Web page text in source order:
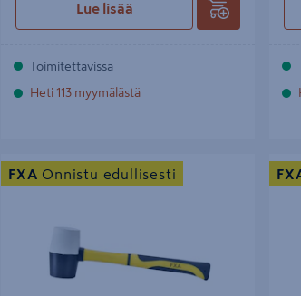
Lue lisää
Toimitettavissa
Heti 113 myymälästä
Kuminuija FXA musta ja vaalea
FXA Onnistu edullisesti